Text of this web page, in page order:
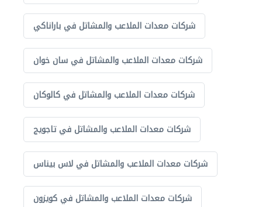
شركات معدات الملاعب والمشاتل في باراناكي
شركات معدات الملاعب والمشاتل في سان خوان
شركات معدات الملاعب والمشاتل في كالوكان
شركات معدات الملاعب والمشاتل في تاجويج
شركات معدات الملاعب والمشاتل في لاس بيناس
شركات معدات الملاعب والمشاتل في كويزون